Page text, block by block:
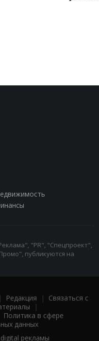
"PR", "Спецпроект",
публикуются на
Редакция | Связаться с
|
Политика в сфере
данных
рекламы